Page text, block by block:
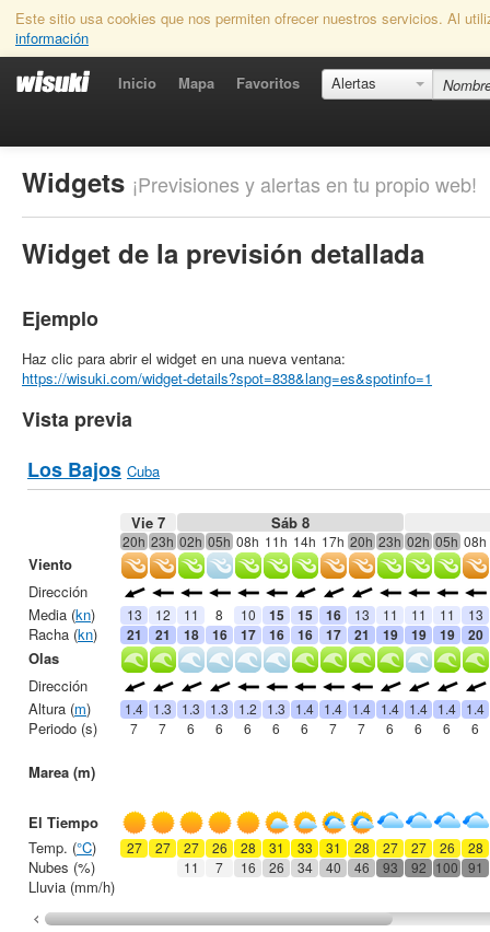
Este sitio usa cookies que nos permiten ofrecer nuestros servicios. Al
información
Inicio Mapa Favoritos Alertas
Widgets ¡Previsiones y alertas en tu propio web!
Widget de la previsión detallada
Ejemplo
Haz clic para abrir el widget en una nueva ventana:
https://wisuki.com/widget-details?spot=838&lang=es&spotinfo=1
Vista previa